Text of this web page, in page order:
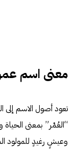
معنى اسم عمر
تعود أصول الاسم إلى
“العُمْر” بمعنى
وعيشٍ رغيدٍ للمولود